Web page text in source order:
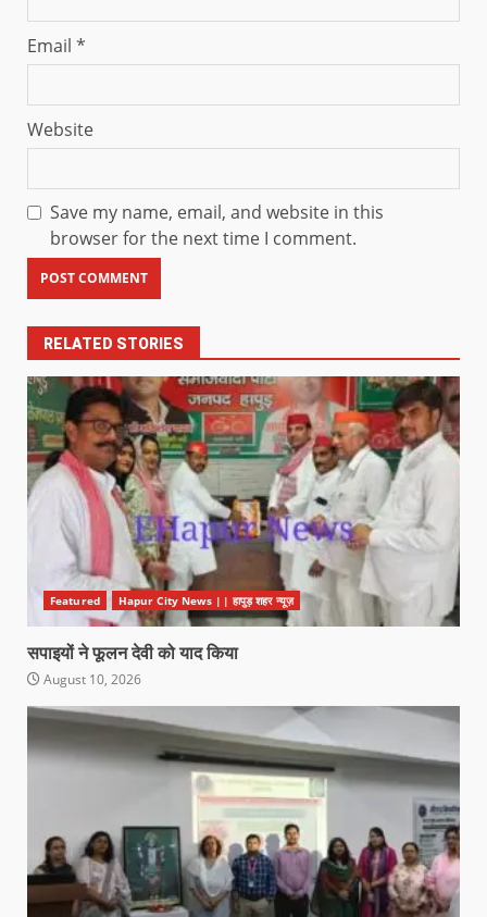
Email *
Website
Save my name, email, and website in this
browser for the next time I comment.
RELATED STORIES
Featured Hapur City News || हापुड़ शहर न्यूज़
सपाइयों ने फूलन देवी को याद किया
August 10, 2026